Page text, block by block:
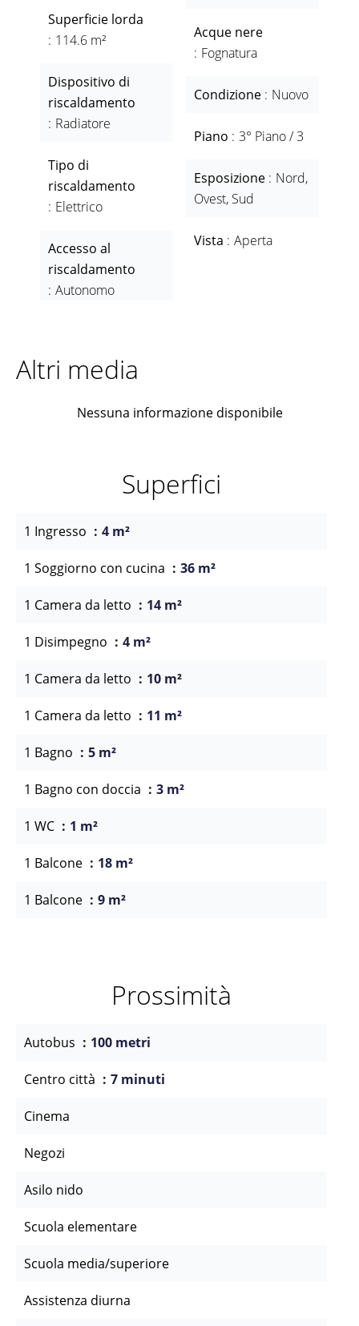
Superficie lorda
114.6 m²
Dispositivo di
riscaldamento
Radiatore
Tipo di
riscaldamento
Elettrico
Accesso al
riscaldamento
Autonomo
Acque nere
Fognatura
Condizione Nuovo
Piano 3° Piano / 3
Esposizione
Nord,
Ovest, Sud
Vista Aperta
Altri media
Nessuna informazione disponibile
Superfici
1 Ingresso 4 m²
1 Soggiorno con cucina 36 m²
1 Camera da letto 14 m²
1 Disimpegno 4 m²
1 Camera da letto 10 m²
1 Camera da letto 11 m²
1 Bagno 5 m²
1 Bagno con doccia 3 m²
1 WC 1 m²
1 Balcone 18 m²
1 Balcone 9 m²
Prossimità
Autobus 100 metri
Centro città 7 minuti
Cinema
Negozi
Asilo nido
Scuola elementare
Scuola media/superiore
Assistenza diurna